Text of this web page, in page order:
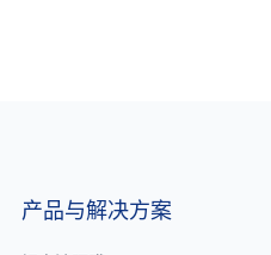
产品与解决方案